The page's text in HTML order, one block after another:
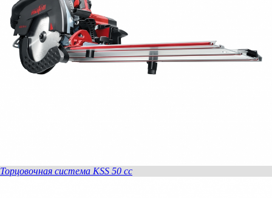
Торцовочная система KSS 50 сс